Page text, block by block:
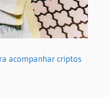
acompanhar criptos